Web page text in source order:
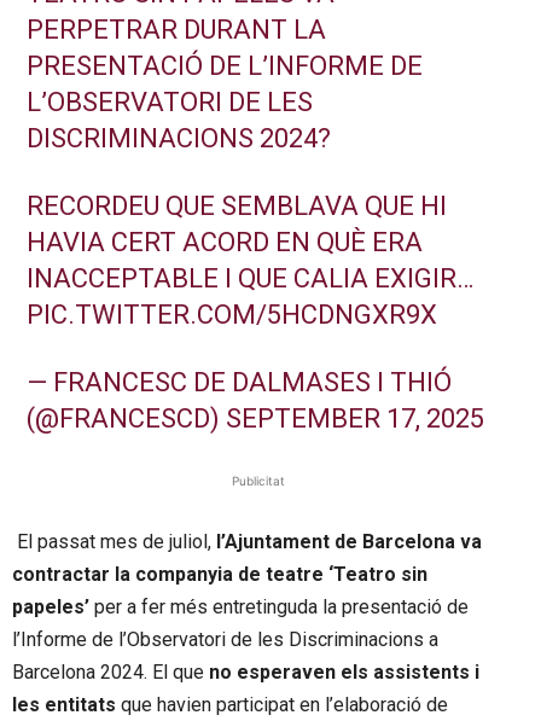
PERPETRAR DURANT LA
PRESENTACIÓ DE L’INFORME DE
L’OBSERVATORI DE LES
DISCRIMINACIONS 2024?
RECORDEU QUE SEMBLAVA QUE HI
HAVIA CERT ACORD EN QUÈ ERA
INACCEPTABLE I QUE CALIA EXIGIR…
PIC.TWITTER.COM/5HCDNGXR9X
— FRANCESC DE DALMASES I THIÓ
(@FRANCESCD) SEPTEMBER 17, 2025
Publicitat
El passat mes de juliol, l’Ajuntament de Barcelona va
contractar la companyia de teatre ‘Teatro sin
papeles’ per a fer més entretinguda la presentació de
l’Informe de l’Observatori de les Discriminacions a
Barcelona 2024. El que no esperaven els assistents i
les entitats que havien participat en l’elaboració de